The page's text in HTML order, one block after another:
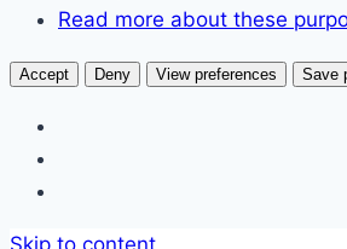
Read more about these
Accept Deny View preferences Save
Skip to content